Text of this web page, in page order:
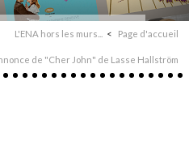
L'ENA hors les murs... Page d'accueil
de "Cher John" de Lasse Hallström